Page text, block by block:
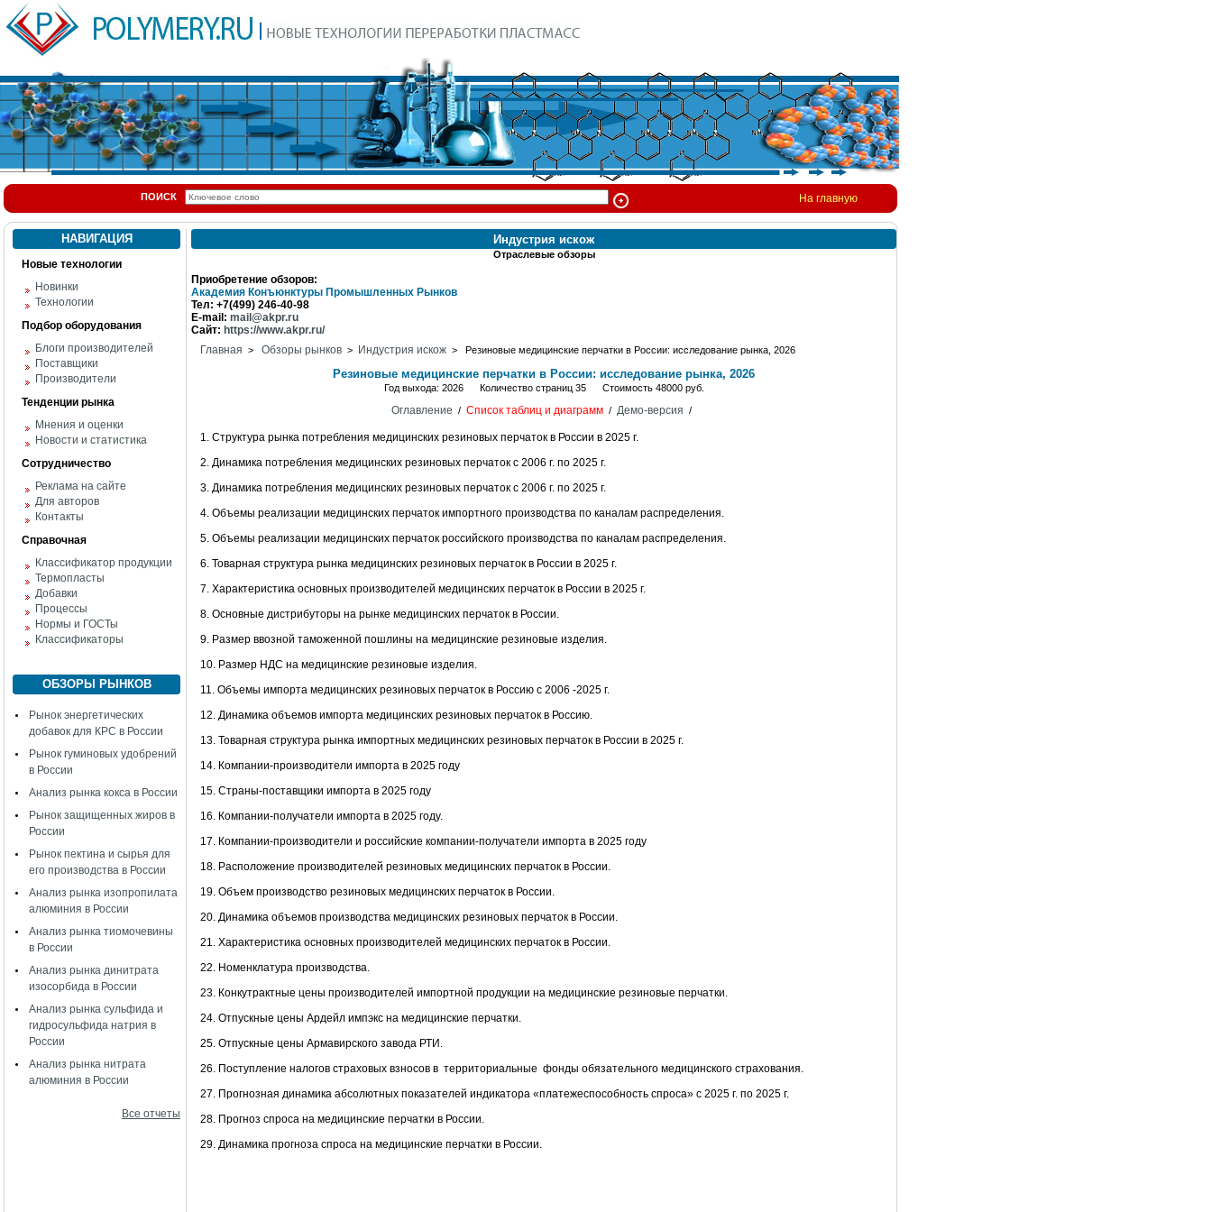
ПОИСК На главную
НАВИГАЦИЯ
Новые технологии
Новинки
Технологии
Подбор оборудования
Блоги производителей
Поставщики
Производители
Тенденции рынка
Мнения и оценки
Новости и статистика
Сотрудничество
Реклама на сайте
Для авторов
Контакты
Справочная
Классификатор продукции
Термопласты
Добавки
Процессы
Нормы и ГОСТы
Классификаторы
ОБЗОРЫ РЫНКОВ
Рынок энергетических
добавок для КРС в России
Рынок гуминовых удобрений
в России
Анализ рынка кокса в России
Рынок защищенных жиров в
России
Рынок пектина и сырья для
его производства в России
Анализ рынка изопропилата
алюминия в России
Анализ рынка тиомочевины
в России
Анализ рынка динитрата
изосорбида в России
Анализ рынка сульфида и
гидросульфида натрия в
России
Анализ рынка нитрата
алюминия в России
Все отчеты
Индустрия искож
Отраслевые обзоры
Приобретение обзоров:
Академия Конъюнктуры Промышленных Рынков
Тел: +7(499) 246-40-98
E-mail: mail@akpr.ru
Сайт: https://www.akpr.ru/
Главная > Обзоры рынков > Индустрия искож > Резиновые медицинские перчатки в России: исследование рынка, 2026
Резиновые медицинские перчатки в России: исследование рынка, 2026
Год выхода: 2026 Количество страниц 35 Стоимость 48000 руб.
Оглавление / Список таблиц и диаграмм/ Демо-версия /
1. Структура рынка потребления медицинских резиновых перчаток в России в 2025 г.
2. Динамика потребления медицинских резиновых перчаток с 2006 г. по 2025 г.
3. Динамика потребления медицинских резиновых перчаток с 2006 г. по 2025 г.
4. Объемы реализации медицинских перчаток импортного производства по каналам распределения.
5. Объемы реализации медицинских перчаток российского производства по каналам распределения.
6. Товарная структура рынка медицинских резиновых перчаток в России в 2025 г.
7. Характеристика основных производителей медицинских перчаток в России в 2025 г.
8. Основные дистрибуторы на рынке медицинских перчаток в России.
9. Размер ввозной таможенной пошлины на медицинские резиновые изделия.
10. Размер НДС на медицинские резиновые изделия.
11. Объемы импорта медицинских резиновых перчаток в Россию с 2006 -2025 г.
12. Динамика объемов импорта медицинских резиновых перчаток в Россию.
13. Товарная структура рынка импортных медицинских резиновых перчаток в России в 2025 г.
14. Компании-производители импорта в 2025 году
15. Страны-поставщики импорта в 2025 году
16. Компании-получатели импорта в 2025 году.
17. Компании-производители и российские компании-получатели импорта в 2025 году
18. Расположение производителей резиновых медицинских перчаток в России.
19. Объем производство резиновых медицинских перчаток в России.
20. Динамика объемов производства медицинских резиновых перчаток в России.
21. Характеристика основных производителей медицинских перчаток в России.
22. Номенклатура производства.
23. Конкутрактные цены производителей импортной продукции на медицинские резиновые перчатки.
24. Отпускные цены Ардейл импэкс на медицинские перчатки.
25. Отпускные цены Армавирского завода РТИ.
26. Поступление налогов страховых взносов в территориальные фонды обязательного медицинского страхования.
27. Прогнозная динамика абсолютных показателей индикатора «платежеспособность спроса» с 2025 г. по 2025 г.
28. Прогноз спроса на медицинские перчатки в России.
29. Динамика прогноза спроса на медицинские перчатки в России.